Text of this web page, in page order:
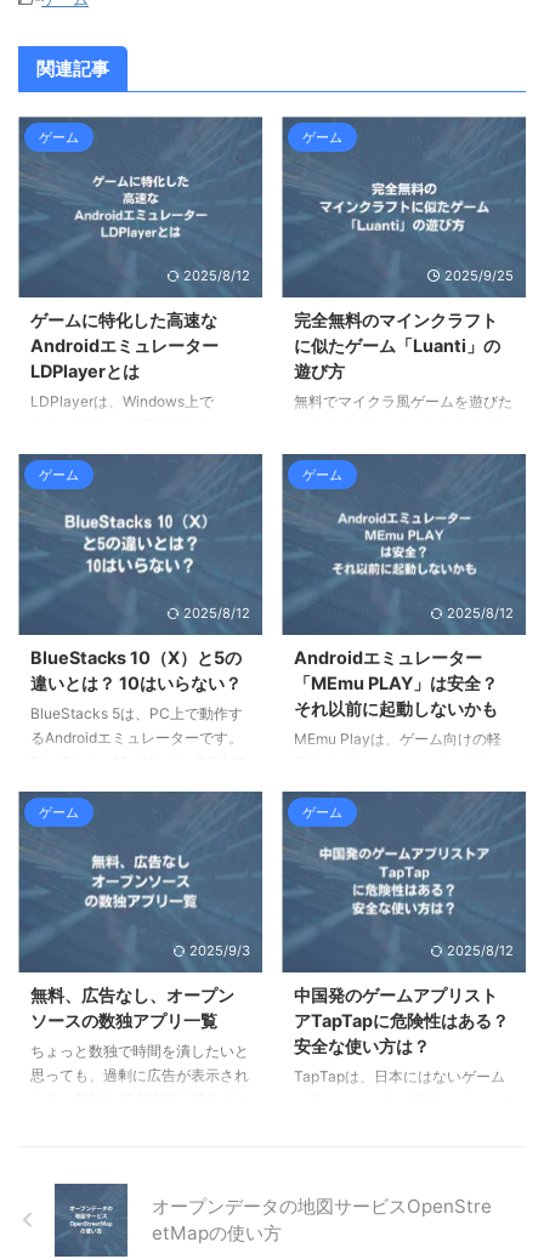
関連記事
ゲーム
2025/8/12
ゲームに特化した高速な
Androidエミュレーター
LDPlayerとは
LDPlayerは、Windows上で
ュレーターです。他のAndroidエ
ミュレーターより軽量だとされて
動作しないゲームも多々ありまし
た。この記事では、LDPlayerの
安全性と危険性、実際にゲームの
インストールを試してみた結果に
ついてご紹介します。 LDPlayer
ンの違い、中国企業特有の危険性
について解説します。 LDPlayer
の概要 「LDPlayer」とは、香港
のJUST OKAY LIMIT ...
ゲーム
2025/9/25
完全無料のマインクラフト
に似たゲーム「Luanti」の
遊び方
無料でマイクラ風ゲームを遊びた
ます。オープンソースで開発され
ているゲームエンジンで、複数の
自由にカスタマイズすることがで
きます。マインクラフト本家に寄
せることも可能です。この記事で
は、Luantiの基本的な遊び方と、
Tailscaleを利用してマルチプレ
Luanti / Minetestとは 概要 開発
の歴史 料金 / ライセンス 教育現
場での活用 概要 「Luanti」と
は、オープンソースで開発されて
ゲーム
2025/8/12
BlueStacks 10（X）と5の
違いとは？ 10はいらない？
BlueStacks 5は、PC上で動作す
るAndroidエミュレーターです。
うことなのですが、実際に使って
飛ばされて、意味不明なことにな
ります。この記事では、
BlueStacksの5と10、クラウド対
応ゲーム、地域制限、VPNの関係
について、分かりやすく解説して
5、10、now.ggの関係 エミュレ
ーター対応ゲームとクラウド対応
ゲーム クラウド対応ゲームの地
域 ...
ゲーム
2025/8/12
Androidエミュレーター
「MEmu PLAY」は安全？
それ以前に起動しないかも
MEmu Playは、ゲーム向けの軽
しかし、開発は中国企業であり、
アンチウイルスソフトにより、ウ
イルス判定されることもあるよう
です。使用しても安全でしょう
か？ 私が試したところ、安全か
どうかという前に、ほとんどのゲ
ームが起動しなかったので、使用
することは推奨しません。この記
事では、インストール時の注意点
と、実際にゲームの起動を試して
みた結果をご紹介しています。
MEmu PLAYの危険性 MEmu
PLAYの概要と、安全性、危険性
ゲーム
2025/9/3
無料、広告なし、オープン
ソースの数独アプリ一覧
ちょっと数独で時間を潰したいと
思っても、過剰に広告が表示され
ンソースの数独アプリを、iOS、
Android、Windows、Webブラウ
ザ別に、計12個集めました。 iOS
ゲーム
2025/8/12
中国発のゲームアプリスト
アTapTapに危険性はある？
安全な使い方は？
TapTapは、日本にはないゲーム
ことから、安全性が疑問視される
こともあります。この記事では、
オープンデータの地図サービスOpenStre
etMapの使い方